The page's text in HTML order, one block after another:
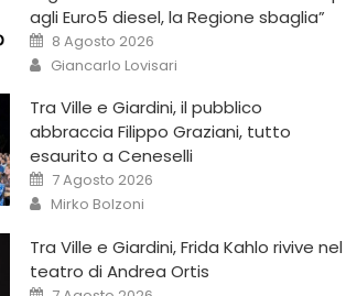
agli Euro5 diesel, la Regione sbaglia”
8 Agosto 2026
Giancarlo Lovisari
Tra Ville e Giardini, il pubblico
abbraccia Filippo Graziani, tutto
esaurito a Ceneselli
7 Agosto 2026
Mirko Bolzoni
Tra Ville e Giardini, Frida Kahlo rivive nel
teatro di Andrea Ortis